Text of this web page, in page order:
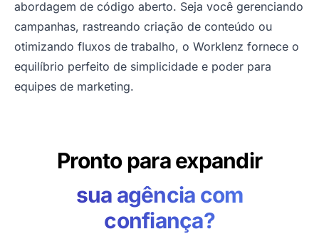
abordagem de código aberto. Seja você gerenciando
campanhas, rastreando criação de conteúdo ou
otimizando fluxos de trabalho, o Worklenz fornece o
equilíbrio perfeito de simplicidade e poder para
equipes de marketing.
Pronto para expandir
sua agência com
confiança?